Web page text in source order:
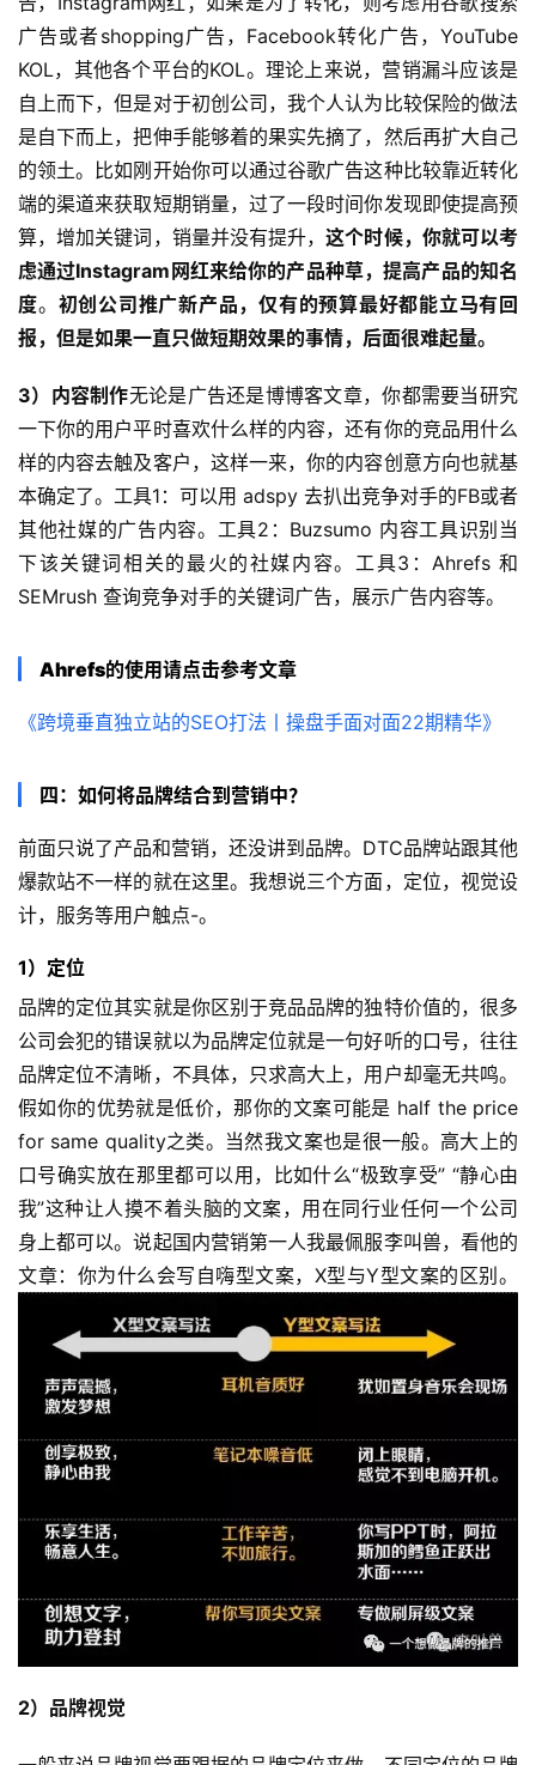
战
分
享
案
例
拆
解
操
盘
手
l
u
b
干
货
精
选
广告或者shopping广告，Facebook转化广告，YouTube
KOL，其他各个平台的KOL。理论上来说，营销漏斗应该是
自上而下，但是对于初创公司，我个人认为比较保险的做法
是自下而上，把伸手能够着的果实先摘了，然后再扩大自己
的领土。比如刚开始你可以通过谷歌广告这种比较靠近转化
端的渠道来获取短期销量，过了一段时间你发现即使提高预
算，增加关键词，销量并没有提升，这个时候，你就可以考
虑通过Instagram网红来给你的产品种草，提高产品的知名
度。 初创公司推广新产品，仅有的预算最好都能立马有回
报，但是如果一直只做短期效果的事情，后面很难起量。
3）内容制作无论是广告还是博博客文章，你都需要当研究
一下你的用户平时喜欢什么样的内容，还有你的竞品用什么
样的内容去触及客户，这样一来，你的内容创意方向也就基
本确定了。工具1：可以用 adspy 去扒出竞争对手的FB或者
其他社媒的广告内容。工具2：Buzsumo 内容工具识别当
下该关键词相关的最火的社媒内容。工具3：Ahrefs 和
SEMrush 查询竞争对手的关键词广告，展示广告内容等。
Ahrefs的使用请点击参考文章
《跨境垂直独立站的SEO打法丨操盘手面对面22期精华》
四：如何将品牌结合到营销中？
前面只说了产品和营销，还没讲到品牌。DTC品牌站跟其他
爆款站不一样的就在这里。我想说三个方面，定位，视觉设
计，服务等用户触点-。
1）定位
品牌的定位其实就是你区别于竞品品牌的独特价值的，很多
公司会犯的错误就以为品牌定位就是一句好听的口号，往往
品牌定位不清晰，不具体，只求高大上，用户却毫无共鸣。
假如你的优势就是低价，那你的文案可能是 half the price
for same quality之类。当然我文案也是很一般。高大上的
口号确实放在那里都可以用，比如什么“极致享受” “静心由
我”这种让人摸不着头脑的文案，用在同行业任何一个公司
身上都可以。说起国内营销第一人我最佩服李叫兽，看他的
文章：你为什么会写自嗨型文案，X型与Y型文案的区别。
2）品牌视觉